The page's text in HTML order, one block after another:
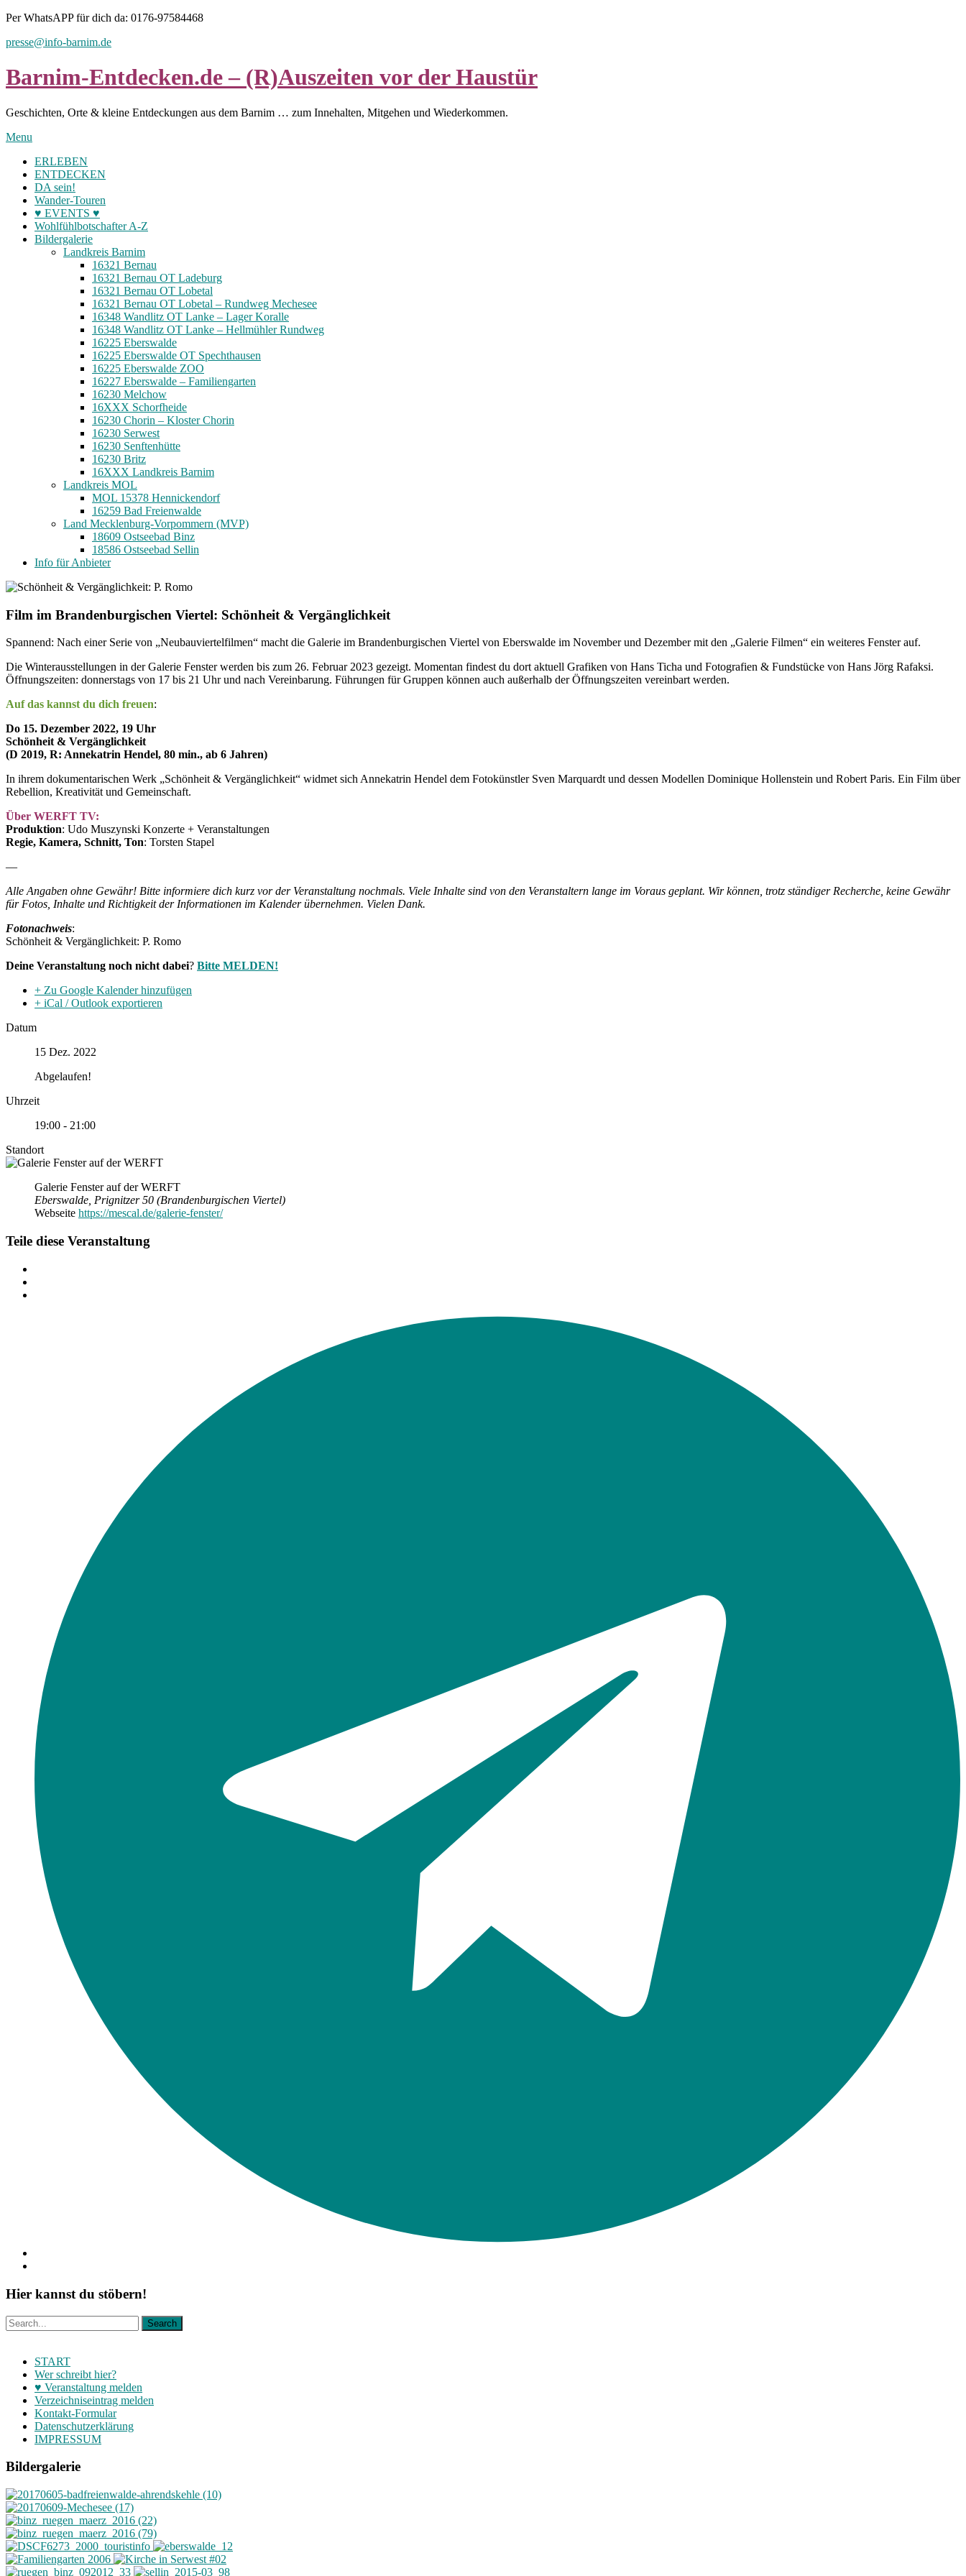
Skip
content
Per WhatsAPP für dich da: 0176-97584468
presse@info-barnim.de
Barnim-Entdecken.de – (R)Auszeiten vor der Haustür
Geschichten, Orte & kleine Entdeckungen aus dem Barnim … zum Innehalten, Mitgehen und Wiederkommen.
Menu
ERLEBEN
ENTDECKEN
DA sein!
Wander-Touren
♥ EVENTS ♥
Wohlfühlbotschafter A-Z
Bildergalerie
Landkreis Barnim
16321 Bernau
16321 Bernau OT Ladeburg
16321 Bernau OT Lobetal
16321 Bernau OT Lobetal – Rundweg Mechesee
16348 Wandlitz OT Lanke – Lager Koralle
16348 Wandlitz OT Lanke – Hellmühler Rundweg
16225 Eberswalde
16225 Eberswalde OT Spechthausen
16225 Eberswalde ZOO
16227 Eberswalde – Familiengarten
16230 Melchow
16XXX Schorfheide
16230 Chorin – Kloster Chorin
16230 Serwest
16230 Senftenhütte
16230 Britz
16XXX Landkreis Barnim
Landkreis MOL
MOL 15378 Hennickendorf
16259 Bad Freienwalde
Land Mecklenburg-Vorpommern (MVP)
18609 Ostseebad Binz
18586 Ostseebad Sellin
Info für Anbieter
Film im Brandenburgischen Viertel: Schönheit & Vergänglichkeit
Spannend: Nach einer Serie von „Neubauviertelfilmen“ macht die Galerie im Brandenburgischen Viertel von Eberswalde im November und Dezember mit den „Galerie Filmen“ ein weiteres Fenster auf.
Die Winterausstellungen in der Galerie Fenster werden bis zum 26. Februar 2023 gezeigt. Momentan findest du dort aktuell Grafiken von Hans Ticha und Fotografien & Fundstücke von Hans Jörg Rafaksi.
Öffnungszeiten: donnerstags von 17 bis 21 Uhr und nach Vereinbarung. Führungen für Gruppen können auch außerhalb der Öffnungszeiten vereinbart werden.
Auf das kannst du dich freuen:
Do 15. Dezember 2022, 19 Uhr
Schönheit & Vergänglichkeit
(D 2019, R: Annekatrin Hendel, 80 min., ab 6 Jahren)
In ihrem dokumentarischen Werk „Schönheit & Vergänglichkeit“ widmet sich Annekatrin Hendel dem Fotokünstler Sven Marquardt und dessen Modellen Dominique Hollenstein und Robert Paris. Ein Film über
Rebellion, Kreativität und Gemeinschaft.
Über WERFT TV:
Produktion: Udo Muszynski Konzerte + Veranstaltungen
Regie, Kamera, Schnitt, Ton: Torsten Stapel
—
Alle Angaben ohne Gewähr! Bitte informiere dich kurz vor der Veranstaltung nochmals. Viele Inhalte sind von den Veranstaltern lange im Voraus geplant. Wir können, trotz ständiger Recherche, keine Gewähr
für Fotos, Inhalte und Richtigkeit der Informationen im Kalender übernehmen. Vielen Dank.
Fotonachweis:
Schönheit & Vergänglichkeit: P. Romo
Deine Veranstaltung noch nicht dabei? Bitte MELDEN!
+ Zu Google Kalender hinzufügen
+ iCal / Outlook exportieren
Datum
15 Dez. 2022
Abgelaufen!
Uhrzeit
19:00 - 21:00
Standort
Galerie Fenster auf der WERFT
Eberswalde, Prignitzer 50 (Brandenburgischen Viertel)
Webseite https://mescal.de/galerie-fenster/
Teile diese Veranstaltung
Hier kannst du stöbern!
START
Wer schreibt hier?
♥ Veranstaltung melden
Verzeichniseintrag melden
Kontakt-Formular
Datenschutzerklärung
IMPRESSUM
Bildergalerie